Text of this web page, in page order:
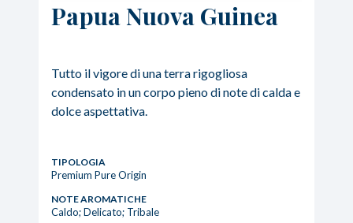
Papua Nuova Guinea
Tutto il vigore di una terra rigogliosa
condensato in un corpo pieno di note di calda e
dolce aspettativa.
TIPOLOGIA
Premium Pure Origin
NOTE AROMATICHE
Caldo; Delicato; Tribale